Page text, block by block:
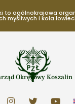
to ogólnokrajowa
myśliwych i koła
Okręgowy Koszalin